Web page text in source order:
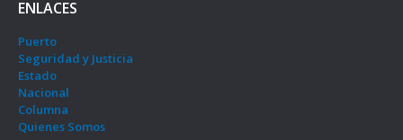
ENLACES
Puerto
Seguridad y Justicia
Estado
Nacional
Columna
Quienes Somos